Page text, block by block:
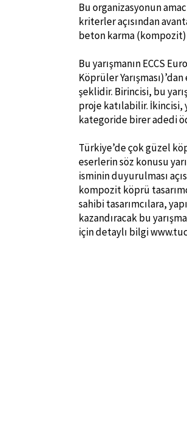
Bu organizasyonun
kriterler açısından
beton karma (kompozit)
Bu yarışmanın ECCS
Köprüler
şeklidir. Birincisi, bu
proje katılabilir. İkincisi,
kategoride birer adedi
Türkiye’de çok güzel
eserlerin söz konusu
isminin duyurulması
kompozit köprü
sahibi tasarımcılara,
kazandıracak bu
için detaylı bilgi